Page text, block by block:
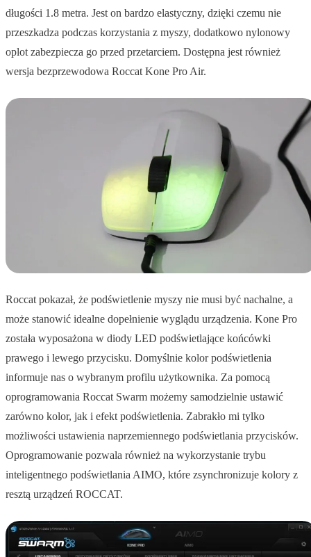
długości 1.8 metra. Jest on bardzo elastyczny, dzięki czemu nie
przeszkadza podczas korzystania z myszy, dodatkowo nylonowy
oplot zabezpiecza go przed przetarciem. Dostępna jest również
wersja bezprzewodowa Roccat Kone Pro Air.
Roccat pokazał, że podświetlenie myszy nie musi być nachalne, a
może stanowić idealne dopełnienie wyglądu urządzenia. Kone Pro
została wyposażona w diody LED podświetlające końcówki
prawego i lewego przycisku. Domyślnie kolor podświetlenia
informuje nas o wybranym profilu użytkownika. Za pomocą
oprogramowania Roccat Swarm możemy samodzielnie ustawić
zarówno kolor, jak i efekt podświetlenia. Zabrakło mi tylko
możliwości ustawienia naprzemiennego podświetlania przycisków.
Oprogramowanie pozwala również na wykorzystanie trybu
inteligentnego podświetlania AIMO, które zsynchronizuje kolory z
resztą urządzeń ROCCAT.